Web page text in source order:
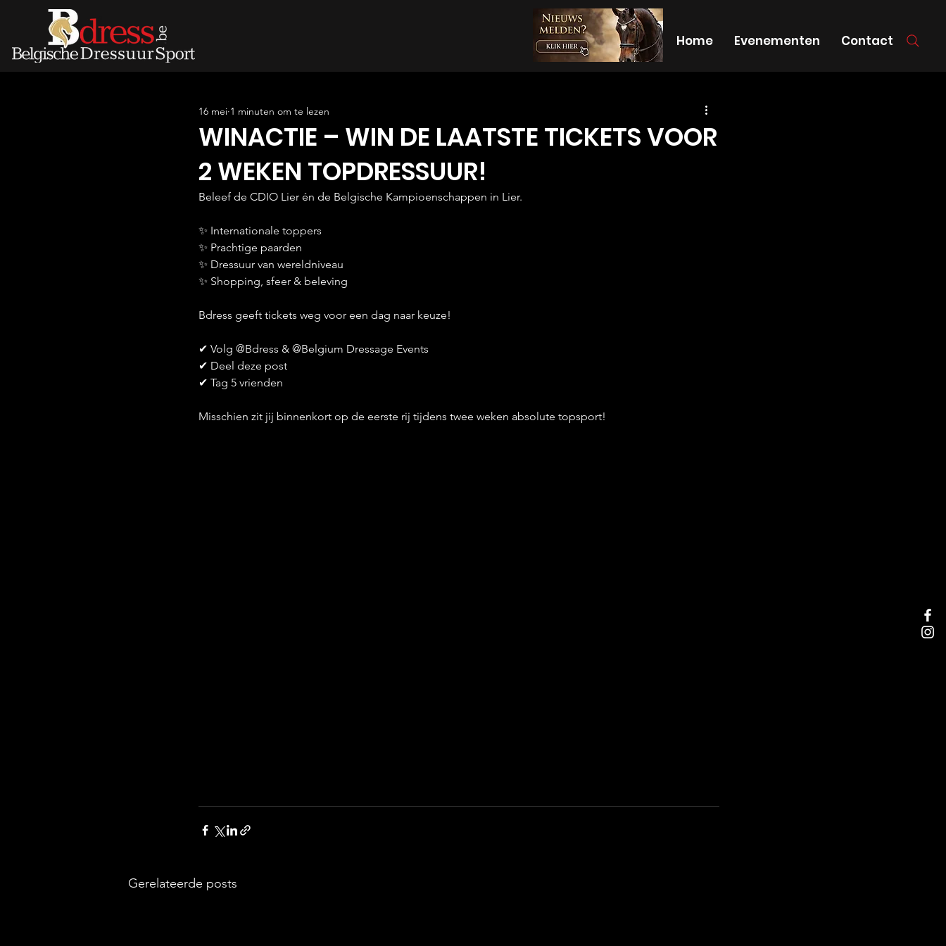
Home Evenementen Contact
WINACTIE – WIN DE LAATSTE TICKETS VOOR
2 WEKEN TOPDRESSUUR!
16 mei 1 minuten om te lezen
Beleef de CDIO Lier én de Belgische Kampioenschappen in Lier.
✨ Internationale toppers
✨ Prachtige paarden
✨ Dressuur van wereldniveau
✨ Shopping, sfeer & beleving
Bdress geeft tickets weg voor een dag naar keuze!
✔ Volg @Bdress & @Belgium Dressage Events
✔ Deel deze post
✔ Tag 5 vrienden
Misschien zit jij binnenkort op de eerste rij tijdens twee weken absolute topsport!
Gerelateerde posts